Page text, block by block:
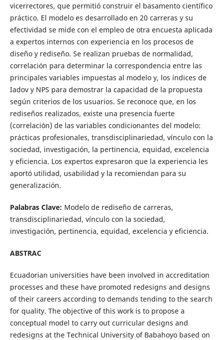
vicerrectores, que permitió construir el basamento científico
práctico. El modelo es desarrollado en 20 carreras y su
efectividad se mide con el empleo de otra encuesta aplicada
a expertos internos con experiencia en los procesos de
diseño y rediseño. Se realizan pruebas de normalidad,
correlación para determinar la correspondencia entre las
principales variables impuestas al modelo y, los índices de
Iadov y NPS para demostrar la capacidad de la propuesta
según criterios de los usuarios. Se reconoce que, en los
rediseños realizados, existe una presencia fuerte
(correlación) de las variables condicionantes del modelo:
prácticas profesionales, transdisciplinariedad, vínculo con la
sociedad, investigación, la pertinencia, equidad, excelencia
y eficiencia. Los expertos expresaron que la experiencia les
aportó utilidad, usabilidad y la recomiendan para su
generalización.
Palabras Clave: Modelo de rediseño de carreras,
transdisciplinariedad, vínculo con la sociedad,
investigación, pertinencia, equidad, excelencia y eficiencia.
ABSTRAC
Ecuadorian universities have been involved in accreditation
processes and these have promoted redesigns and designs
of their careers according to demands tending to the search
for quality. The objective of this work is to propose a
conceptual model to carry out curricular designs and
redesigns at the Technical University of Babahoyo based on